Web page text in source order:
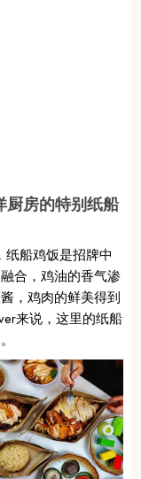
房的特别纸船
纸船鸡饭是招牌中
合，鸡油的香气渗
，鸡肉的鲜美得到
来说，这里的纸船